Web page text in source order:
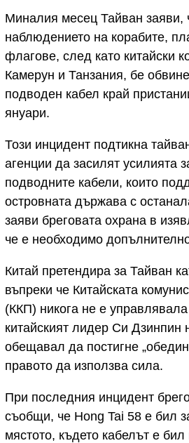
Миналия месец Тайван заяви,
наблюдението на корабите,
флагове, след като китайски
Камерун и Танзания, бе
подводен кабел край
януари.
Този инцидент подтикна
агенции да засилят усилията
подводните кабели, които
островната държава с
заяви бреговата охрана в
че е необходимо
Китай претендира за Тайван
въпреки че Китайската
(ККП) никога не е
китайският лидер Си Дзинпин
обещавал да постигне
правото да използва сила.
При последния инцидент
съобщи, че Hong Tai 58 е бил
мястото, където кабелът е